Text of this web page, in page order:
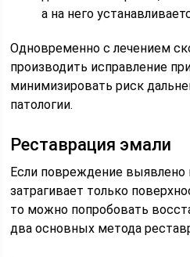
а на него
Одновременно с лечением
производить исправление
минимизировать риск
патологии.
Реставрация эмали
Если повреждение выявлено
затрагивает только
то можно попробовать
два основных метода